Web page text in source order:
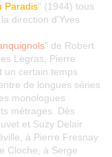
Paradis" (1944) tous
direction d'Yves
" de Robert
Legras, Pierre
un certain temps
de longues séries
monologues
métrages. Dès
et Suzy Delair
à Pierre Fresnay
Cloche, à Serge